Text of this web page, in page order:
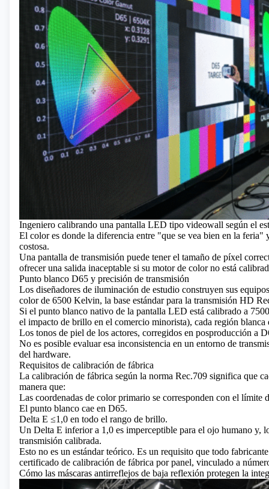
Ingeniero calibrando una pantalla LED tipo videowall según el
El color es donde la diferencia entre "que se vea bien en la
costosa.
Una pantalla de transmisión puede tener el tamaño de píxel
ofrecer una salida inaceptable si su motor de color no está
Punto blanco D65 y precisión de transmisión
Los diseñadores de iluminación de estudio construyen sus
color de 6500 Kelvin, la base estándar para la transmisión HD
Si el punto blanco nativo de la pantalla LED está calibrado a
el impacto de brillo en el comercio minorista), cada región
Los tonos de piel de los actores, corregidos en posproducción a
No es posible evaluar esa inconsistencia en un entorno de
del hardware.
Requisitos de calibración de fábrica
La calibración de fábrica según la norma Rec.709 significa que
manera que:
Las coordenadas de color primario se corresponden con el
El punto blanco cae en D65.
Delta E ≤1,0 en todo el rango de brillo.
Un Delta E inferior a 1,0 es imperceptible para el ojo humano y,
transmisión calibrada.
Esto no es un estándar teórico. Es un requisito que todo
certificado de calibración de fábrica por panel, vinculado a
Cómo las máscaras antirreflejos de baja reflexión protegen la